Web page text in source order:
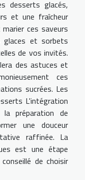
desserts glacés,
et une fraîcheur
ces saveurs
glaces et sorbets
de vos invités.
des astuces et
ces
sucrées. Les
L'intégration
préparation de
une douceur
raffinée. La
est une étape
de choisir